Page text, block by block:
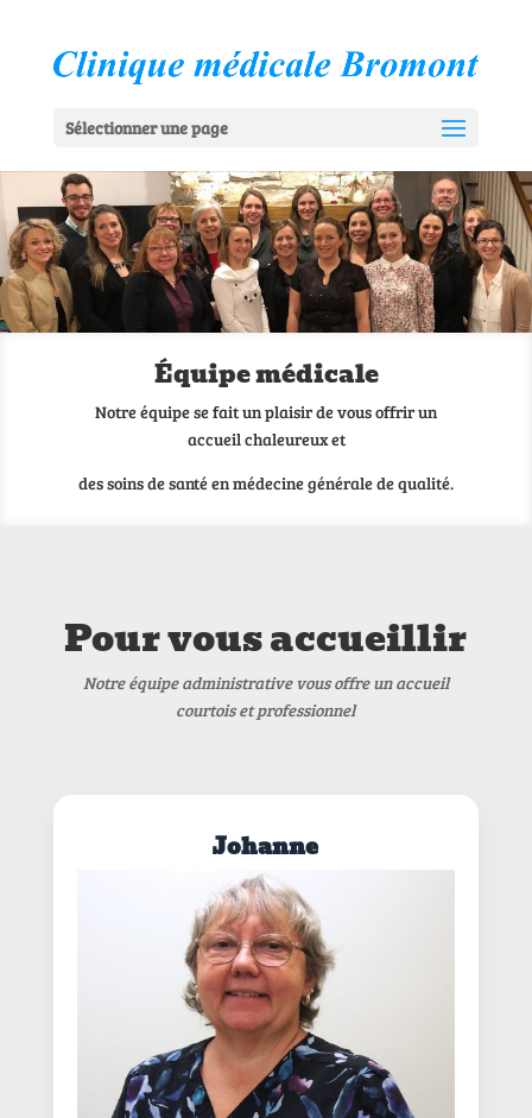
Sélectionner une page
Équipe médicale
Notre équipe se fait un plaisir de vous offrir un
accueil chaleureux et
des soins de santé en médecine générale de qualité.
Pour vous accueillir
Notre équipe administrative vous offre un accueil
courtois et professionnel
Johanne